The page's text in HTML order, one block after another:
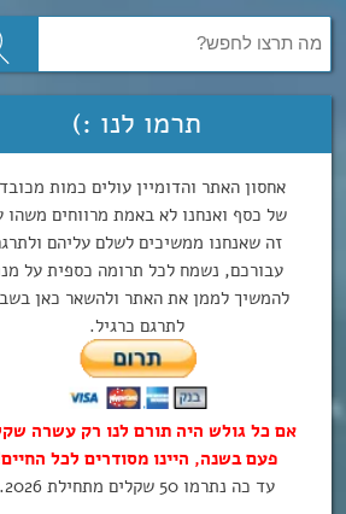
תרמו לנו :)
אחסון האתר והדומיין עולים כמות
של כסף ואנחנו לא באמת מרווחים משהו
זה שאנחנו ממשיכים לשלם עליהם
עבורכם, נשמח לכל תרומה כספית על
להמשיך לממן את האתר ולהשאר כאן
לתרגם כרגיל.
אם כל גולש היה תורם לנו רק עשרה
פעם בשנה, היינו מסודרים לכל
עד כה נתרמו 50 שקלים מתחילת 2026.